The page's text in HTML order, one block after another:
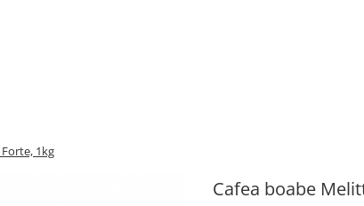
1kg
Cafea boabe